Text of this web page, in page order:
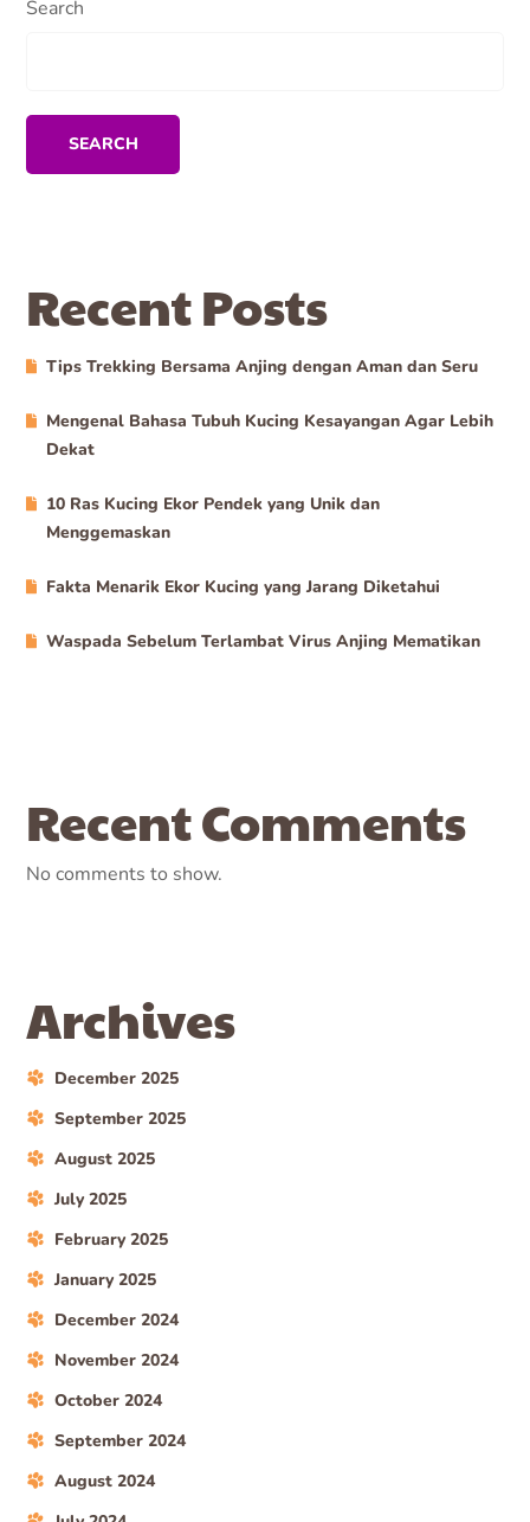
Search
SEARCH
Recent Posts
Tips Trekking Bersama Anjing dengan Aman dan Seru
Mengenal Bahasa Tubuh Kucing Kesayangan Agar Lebih
Dekat
10 Ras Kucing Ekor Pendek yang Unik dan
Menggemaskan
Fakta Menarik Ekor Kucing yang Jarang Diketahui
Waspada Sebelum Terlambat Virus Anjing Mematikan
Recent Comments
No comments to show.
Archives
December 2025
September 2025
August 2025
July 2025
February 2025
January 2025
December 2024
November 2024
October 2024
September 2024
August 2024